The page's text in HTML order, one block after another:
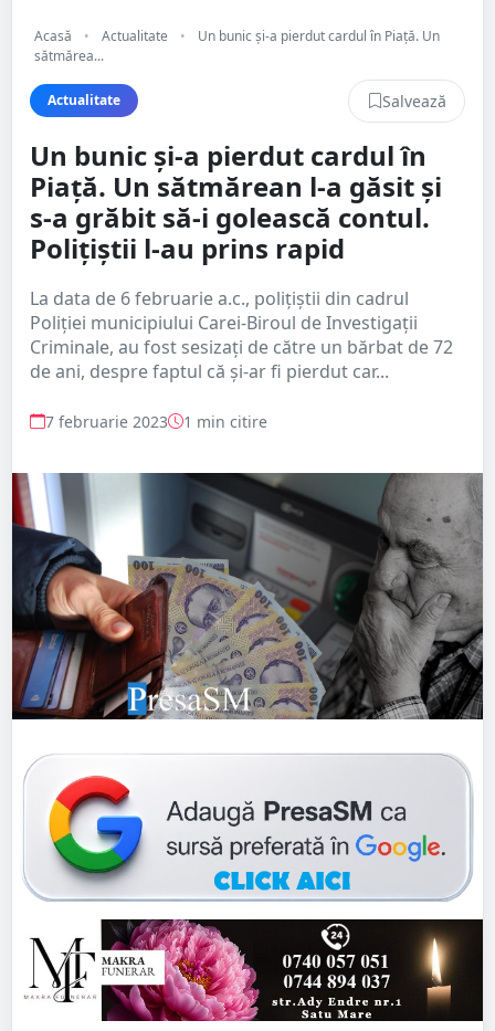
Acasă • Actualitate •
Un bunic și-a pierdut cardul în Piață. Un
sătmărea...
Actualitate Salvează
Un bunic și-a pierdut cardul în
Piață. Un sătmărean l-a găsit și
s-a grăbit să-i golească contul.
Polițiștii l-au prins rapid
La data de 6 februarie a.c., polițiștii din cadrul
Poliției municipiului Carei-Biroul de Investigații
Criminale, au fost sesizați de către un bărbat de 72
de ani, despre faptul că și-ar fi pierdut car...
7 februarie 2023 1 min citire